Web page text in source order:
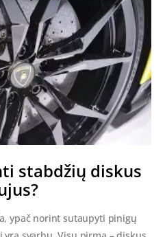
stabdžių diskus
ypač norint sutaupyti pinigų